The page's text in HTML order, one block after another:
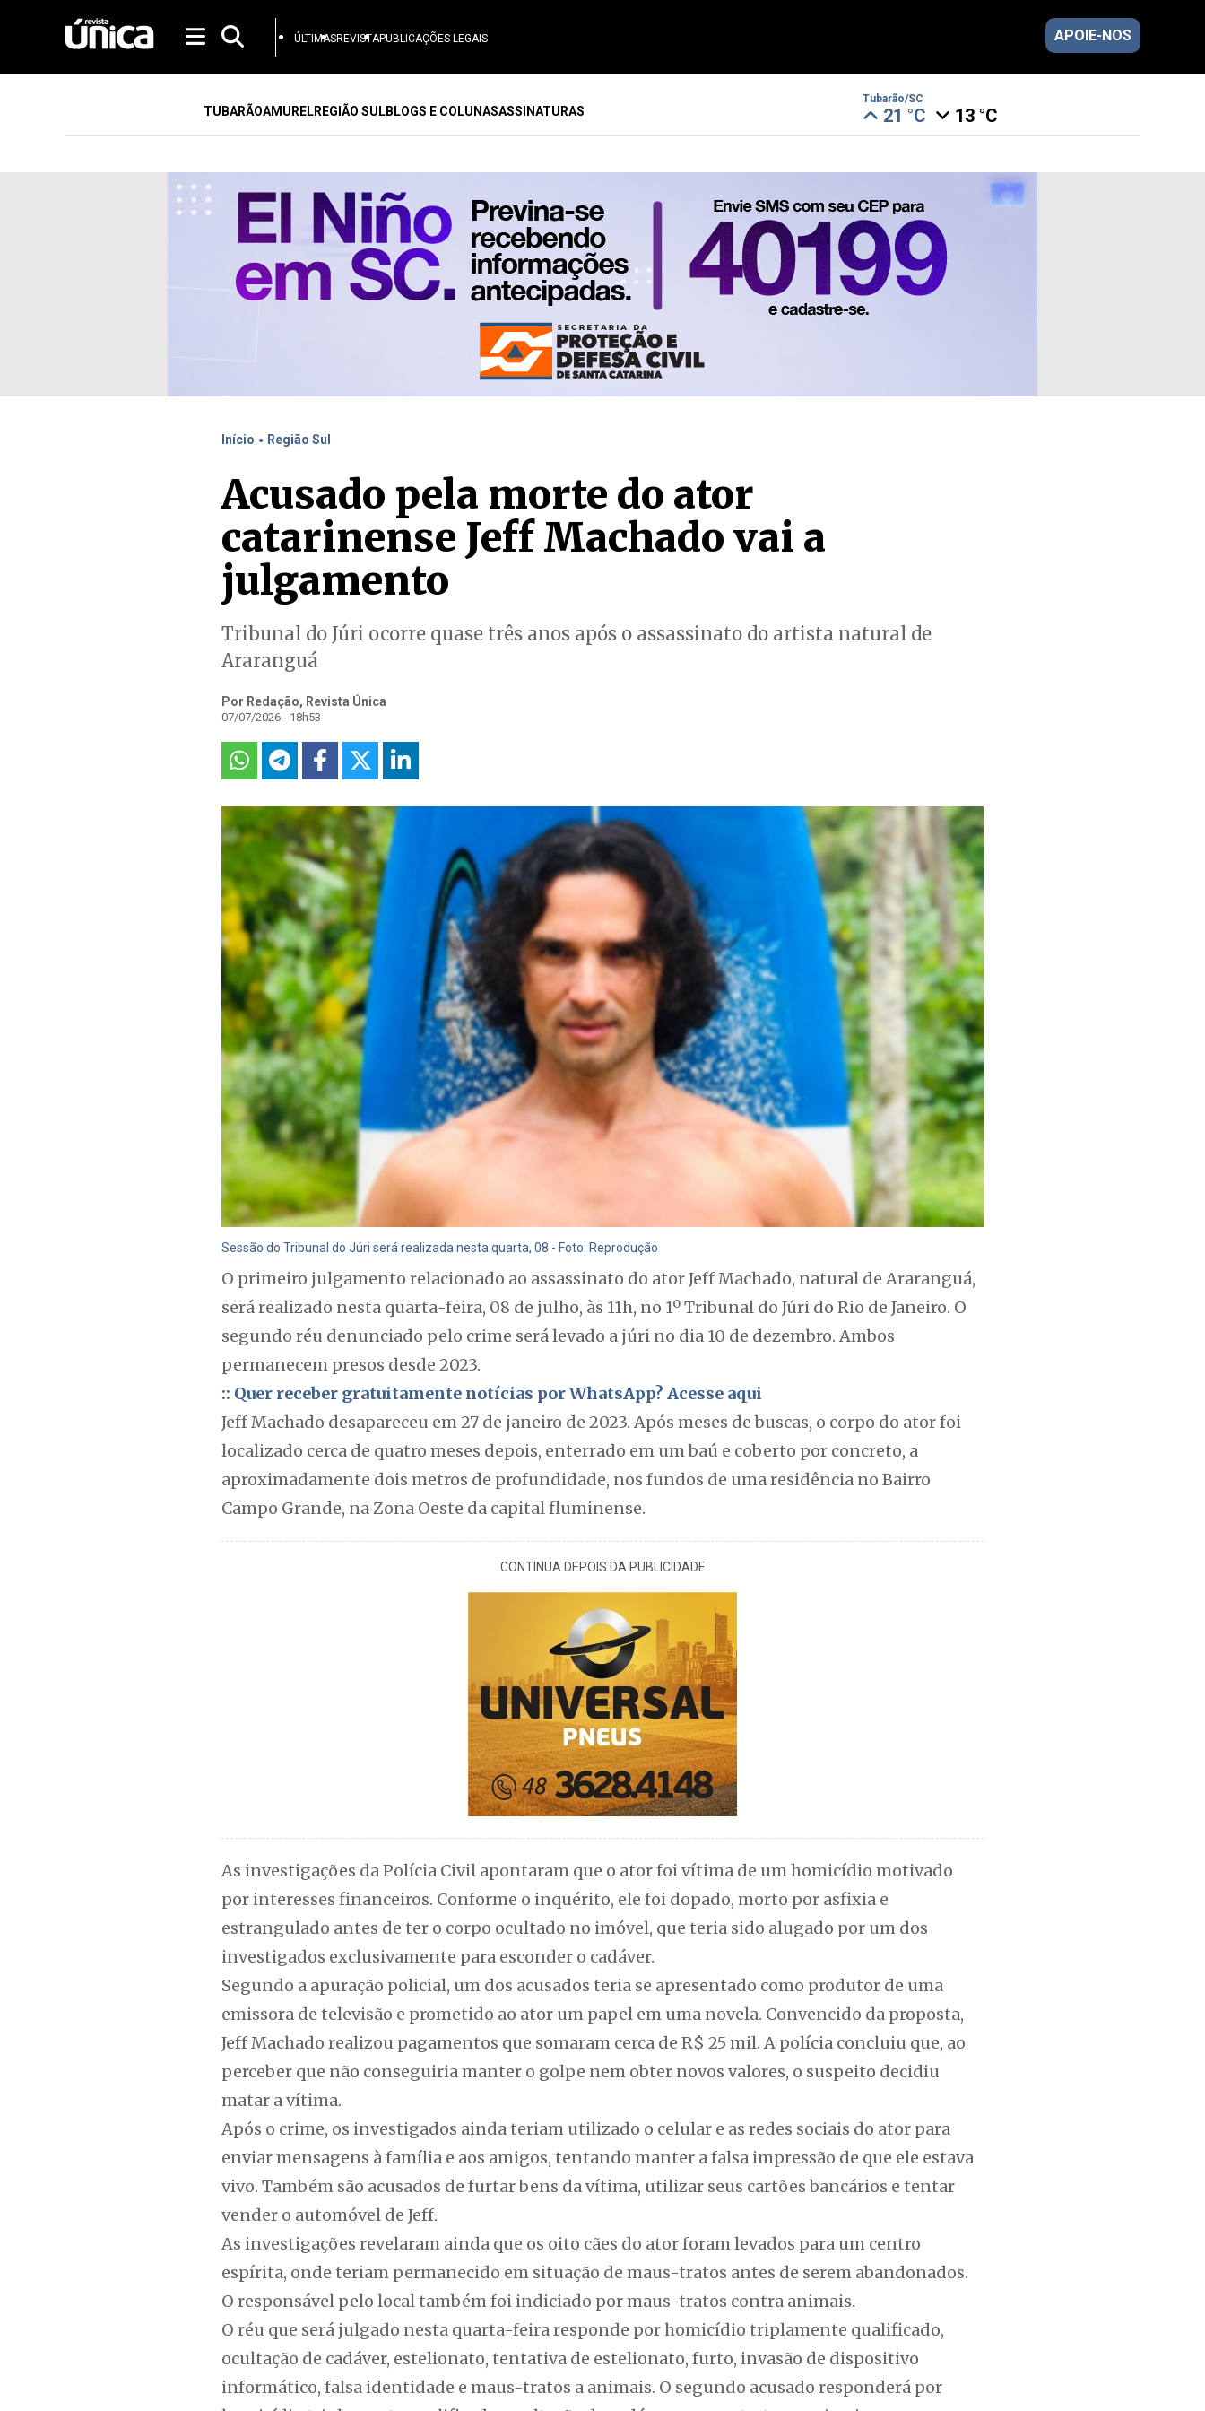
ÚLTIMASREVISTAPUBLICAÇÕES LEGAIS APOIE-NOS
TUBARÃOAMURELREGIÃO SULBLOGS E COLUNASASSINATURAS
Tubarão/SC
21 °C 13 °C
Início . Região Sul
Acusado pela morte do ator
catarinense Jeff Machado vai a
julgamento
Tribunal do Júri ocorre quase três anos após o assassinato do artista natural de
Araranguá
Por Redação, Revista Única
07/07/2026 - 18h53
Sessão do Tribunal do Júri será realizada nesta quarta, 08 - Foto: Reprodução
O primeiro julgamento relacionado ao assassinato do ator Jeff Machado, natural de Araranguá,
será realizado nesta quarta-feira, 08 de julho, às 11h, no 1º Tribunal do Júri do Rio de Janeiro. O
segundo réu denunciado pelo crime será levado a júri no dia 10 de dezembro. Ambos
permanecem presos desde 2023.
:: Quer receber gratuitamente notícias por WhatsApp? Acesse aqui
Jeff Machado desapareceu em 27 de janeiro de 2023. Após meses de buscas, o corpo do ator foi
localizado cerca de quatro meses depois, enterrado em um baú e coberto por concreto, a
aproximadamente dois metros de profundidade, nos fundos de uma residência no Bairro
Campo Grande, na Zona Oeste da capital fluminense.
CONTINUA DEPOIS DA PUBLICIDADE
As investigações da Polícia Civil apontaram que o ator foi vítima de um homicídio motivado
por interesses financeiros. Conforme o inquérito, ele foi dopado, morto por asfixia e
estrangulado antes de ter o corpo ocultado no imóvel, que teria sido alugado por um dos
investigados exclusivamente para esconder o cadáver.
Segundo a apuração policial, um dos acusados teria se apresentado como produtor de uma
emissora de televisão e prometido ao ator um papel em uma novela. Convencido da proposta,
Jeff Machado realizou pagamentos que somaram cerca de R$ 25 mil. A polícia concluiu que, ao
perceber que não conseguiria manter o golpe nem obter novos valores, o suspeito decidiu
matar a vítima.
Após o crime, os investigados ainda teriam utilizado o celular e as redes sociais do ator para
enviar mensagens à família e aos amigos, tentando manter a falsa impressão de que ele estava
vivo. Também são acusados de furtar bens da vítima, utilizar seus cartões bancários e tentar
vender o automóvel de Jeff.
As investigações revelaram ainda que os oito cães do ator foram levados para um centro
espírita, onde teriam permanecido em situação de maus-tratos antes de serem abandonados.
O responsável pelo local também foi indiciado por maus-tratos contra animais.
O réu que será julgado nesta quarta-feira responde por homicídio triplamente qualificado,
ocultação de cadáver, estelionato, tentativa de estelionato, furto, invasão de dispositivo
informático, falsa identidade e maus-tratos a animais. O segundo acusado responderá por